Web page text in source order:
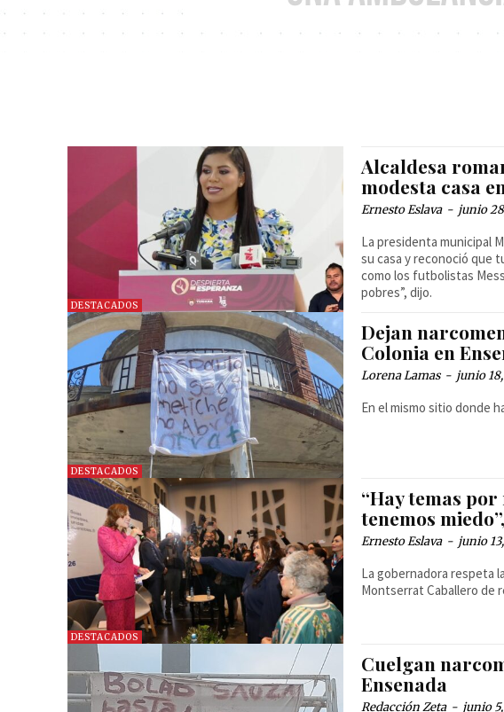
DESTACADOS
Alcaldesa
modesta casa
Ernesto Eslava - junio
La presidenta municipal
su casa y reconoció que
como los futbolistas
pobres”, dijo.
DESTACADOS
Dejan
Colonia en
Lorena Lamas - junio
En el mismo sitio donde
DESTACADOS
“Hay temas
tenemos
Ernesto Eslava - junio
La gobernadora respeta
Montserrat Caballero de
Cuelgan
Ensenada
Redacción Zeta - junio